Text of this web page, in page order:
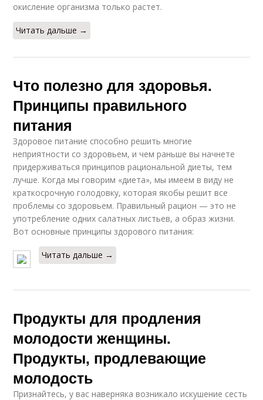
окисление организма только растет.
Читать дальше →
Что полезно для здоровья.
Принципы правильного
питания
Здоровое питание способно решить многие
неприятности со здоровьем, и чем раньше вы начнете
придерживаться принципов рациональной диеты, тем
лучше. Когда мы говорим «диета», мы имеем в виду не
краткосрочную голодовку, которая якобы решит все
проблемы со здоровьем. Правильный рацион — это не
употребление одних салатных листьев, а образ жизни.
Вот основные принципы здорового питания:
Читать дальше →
Продукты для продления
молодости женщины.
Продукты, продлевающие
молодость
Признайтесь, у вас наверняка возникало искушение сесть